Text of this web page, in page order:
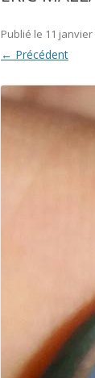
Publié le 11 janvier
← Précédent